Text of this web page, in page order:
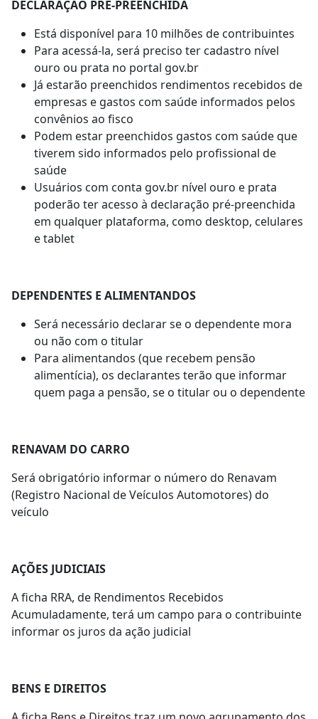
DECLARAÇÃO PRÉ-PREENCHIDA
Está disponível para 10 milhões de contribuintes
Para acessá-la, será preciso ter cadastro nível
ouro ou prata no portal gov.br
Já estarão preenchidos rendimentos recebidos de
empresas e gastos com saúde informados pelos
convênios ao fisco
Podem estar preenchidos gastos com saúde que
tiverem sido informados pelo profissional de
saúde
Usuários com conta gov.br nível ouro e prata
poderão ter acesso à declaração pré-preenchida
em qualquer plataforma, como desktop, celulares
e tablet
DEPENDENTES E ALIMENTANDOS
Será necessário declarar se o dependente mora
ou não com o titular
Para alimentandos (que recebem pensão
alimentícia), os declarantes terão que informar
quem paga a pensão, se o titular ou o dependente
RENAVAM DO CARRO
Será obrigatório informar o número do Renavam
(Registro Nacional de Veículos Automotores) do
veículo
AÇÕES JUDICIAIS
A ficha RRA, de Rendimentos Recebidos
Acumuladamente, terá um campo para o contribuinte
informar os juros da ação judicial
BENS E DIREITOS